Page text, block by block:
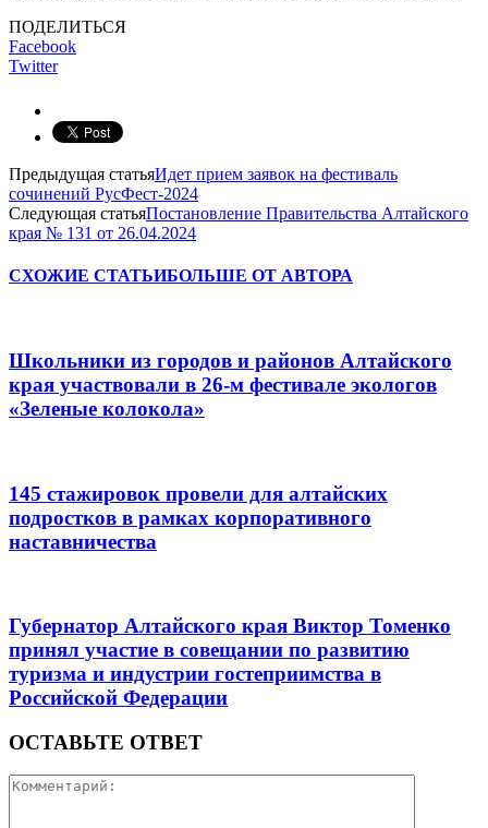
ПОДЕЛИТЬСЯ
Facebook
Twitter
Предыдущая статьяИдет прием заявок на фестиваль
сочинений РусФест-2024
Следующая статьяПостановление Правительства Алтайского
края № 131 от 26.04.2024
СХОЖИЕ СТАТЬИБОЛЬШЕ ОТ АВТОРА
Школьники из городов и районов Алтайского
края участвовали в 26-м фестивале экологов
«Зеленые колокола»
145 стажировок провели для алтайских
подростков в рамках корпоративного
наставничества
Губернатор Алтайского края Виктор Томенко
принял участие в совещании по развитию
туризма и индустрии гостеприимства в
Российской Федерации
ОСТАВЬТЕ ОТВЕТ